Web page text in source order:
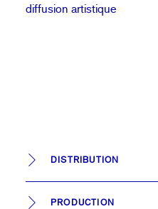
diffusion artistique
DISTRIBUTION
PRODUCTION